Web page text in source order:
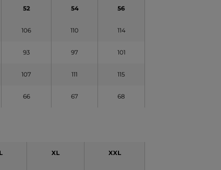
52 54 56
106 110 114
93 97 101
107 111 115
66 67 68
L XL XXL